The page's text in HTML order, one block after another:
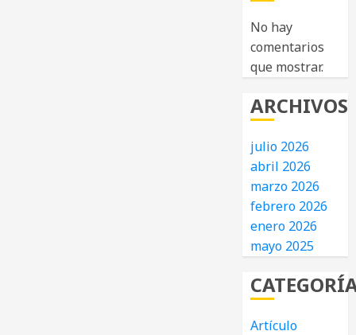
No hay
comentarios
que mostrar.
ARCHIVOS
julio 2026
abril 2026
marzo 2026
febrero 2026
enero 2026
mayo 2025
Artículo